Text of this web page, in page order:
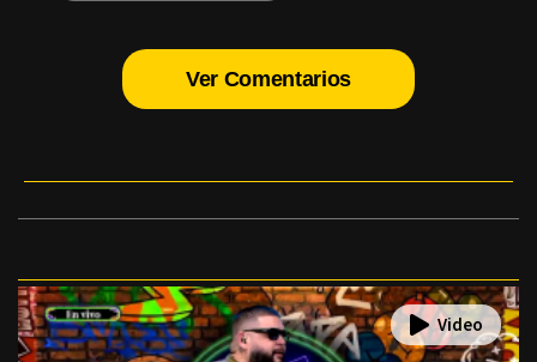
Ver Comentarios